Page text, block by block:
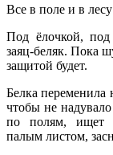
Все в поле и в
Под ёлочкой,
заяц-беляк. Пока
защитой будет.
Белка
чтобы не
по полям, ищет
палым листом,